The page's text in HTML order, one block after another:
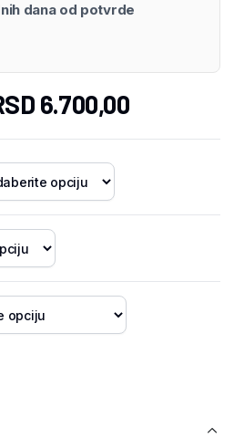
dana od potvrde
6.700,00